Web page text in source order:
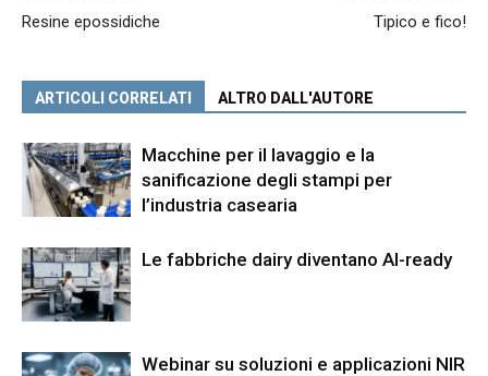
Resine epossidiche Tipico e fico!
ARTICOLI CORRELATI ALTRO DALL'AUTORE
Macchine per il lavaggio e la
sanificazione degli stampi per
l’industria casearia
Le fabbriche dairy diventano AI-ready
Webinar su soluzioni e applicazioni NIR